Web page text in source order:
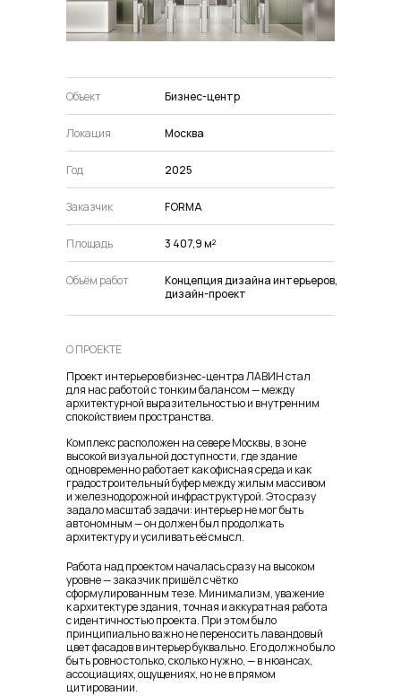
2025
Год
Москва
Локация
Бизнес-центр
Объект
3 407,9 м²
Площадь
Заказчик FORMA
О ПРОЕКТЕ
Концепция дизайна интерьеров,
дизайн-проект
Объём работ
Работа над проектом началась сразу на высоком
уровне — заказчик пришёл с чётко
сформулированным тезе. Минимализм, уважение
к архитектуре здания, точная и аккуратная работа
с идентичностью проекта. При этом было
принципиально важно не переносить лавандовый
цвет фасадов в интерьер буквально. Его должно было
быть ровно столько, сколько нужно, — в нюансах,
ассоциациях, ощущениях, но не в прямом
цитировании.
Комплекс расположен на севере Москвы, в зоне
высокой визуальной доступности, где здание
одновременно работает как офисная среда и как
градостроительный буфер между жилым массивом
и железнодорожной инфраструктурой. Это сразу
задало масштаб задачи: интерьер не мог быть
автономным — он должен был продолжать
архитектуру и усиливать её смысл.
Проект интерьеров бизнес-центра ЛАВИН стал
для нас работой с тонким балансом — между
архитектурной выразительностью и внутренним
спокойствием пространства.